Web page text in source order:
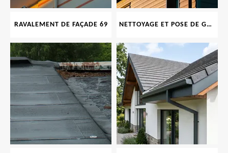
RAVALEMENT DE FAÇADE 69 NETTOYAGE ET POSE DE GOUTTIÈRE 69